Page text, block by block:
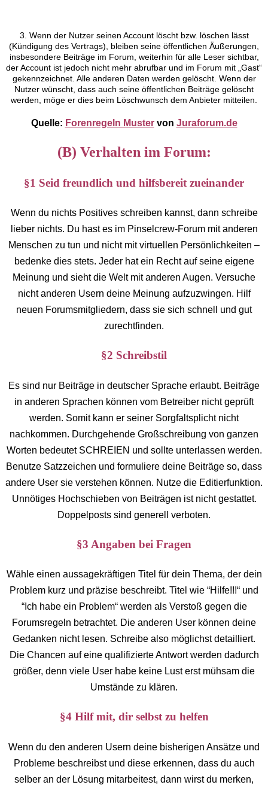
3. Wenn der Nutzer seinen Account löscht bzw. löschen lässt
(Kündigung des Vertrags), bleiben seine öffentlichen Äußerungen,
insbesondere Beiträge im Forum, weiterhin für alle Leser sichtbar,
der Account ist jedoch nicht mehr abrufbar und im Forum mit „Gast“
gekennzeichnet. Alle anderen Daten werden gelöscht. Wenn der
Nutzer wünscht, dass auch seine öffentlichen Beiträge gelöscht
werden, möge er dies beim Löschwunsch dem Anbieter mitteilen.
Quelle: Forenregeln Mustervon Juraforum.de
(B) Verhalten im Forum:
§1 Seid freundlich und hilfsbereit zueinander
Wenn du nichts Positives schreiben kannst, dann schreibe
lieber nichts. Du hast es im Pinselcrew-Forum mit anderen
Menschen zu tun und nicht mit virtuellen Persönlichkeiten –
bedenke dies stets. Jeder hat ein Recht auf seine eigene
Meinung und sieht die Welt mit anderen Augen. Versuche
nicht anderen Usern deine Meinung aufzuzwingen. Hilf
neuen Forumsmitgliedern, dass sie sich schnell und gut
zurechtfinden.
§2 Schreibstil
Es sind nur Beiträge in deutscher Sprache erlaubt. Beiträge
in anderen Sprachen können vom Betreiber nicht geprüft
werden. Somit kann er seiner Sorgfaltsplicht nicht
nachkommen. Durchgehende Großschreibung von ganzen
Worten bedeutet SCHREIEN und sollte unterlassen werden.
Benutze Satzzeichen und formuliere deine Beiträge so, dass
andere User sie verstehen können. Nutze die Editierfunktion.
Unnötiges Hochschieben von Beiträgen ist nicht gestattet.
Doppelposts sind generell verboten.
§3 Angaben bei Fragen
Wähle einen aussagekräftigen Titel für dein Thema, der dein
Problem kurz und präzise beschreibt. Titel wie “Hilfe!!!“ und
“Ich habe ein Problem“ werden als Verstoß gegen die
Forumsregeln betrachtet. Die anderen User können deine
Gedanken nicht lesen. Schreibe also möglichst detailliert.
Die Chancen auf eine qualifizierte Antwort werden dadurch
größer, denn viele User habe keine Lust erst mühsam die
Umstände zu klären.
§4 Hilf mit, dir selbst zu helfen
Wenn du den anderen Usern deine bisherigen Ansätze und
Probleme beschreibst und diese erkennen, dass du auch
selber an der Lösung mitarbeitest, dann wirst du merken,